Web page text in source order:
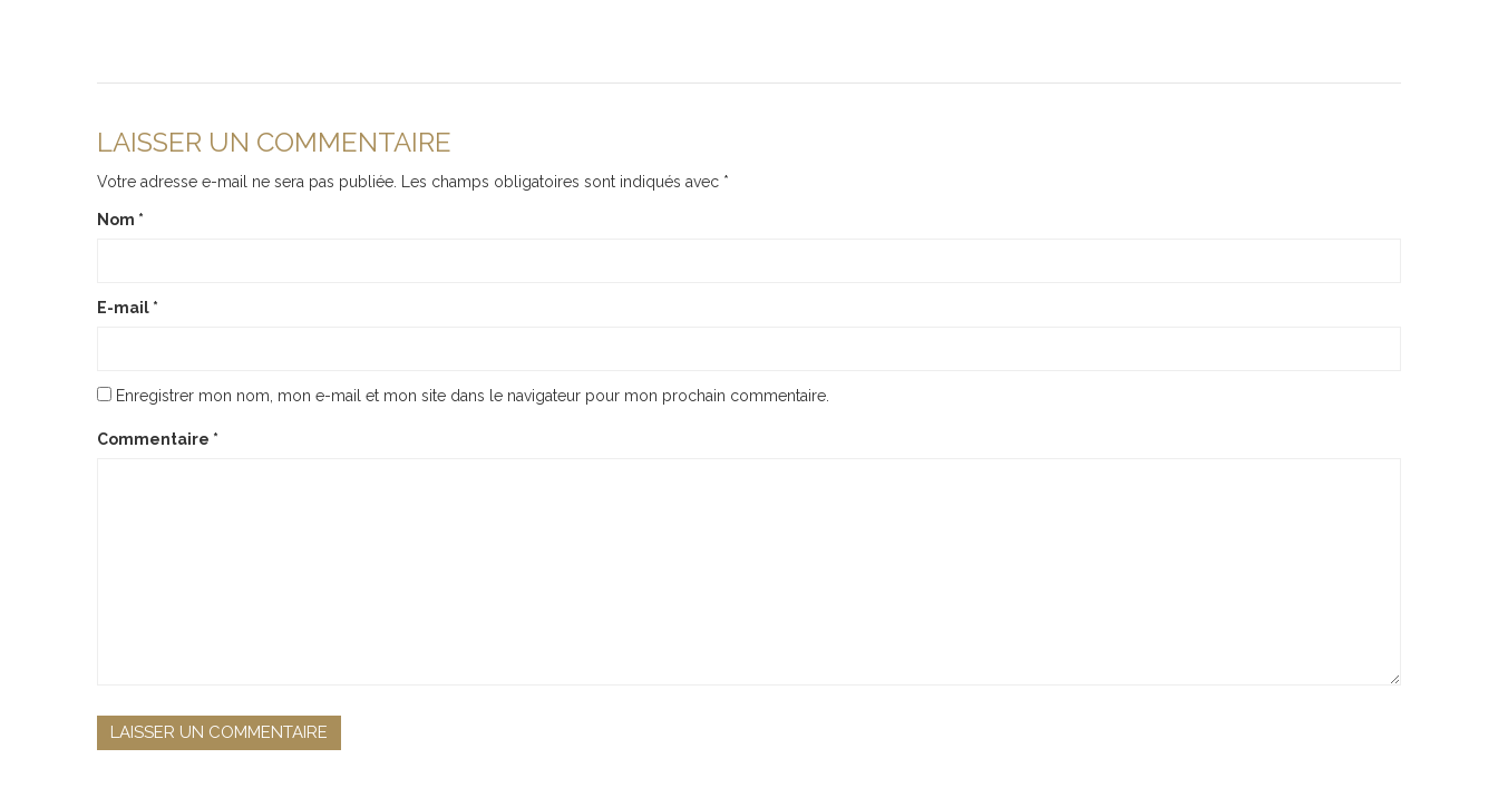
LAISSER UN COMMENTAIRE
Votre adresse e-mail ne sera pas publiée. Les champs obligatoires sont indiqués avec *
Nom *
E-mail *
Enregistrer mon nom, mon e-mail et mon site dans le navigateur pour mon prochain commentaire.
Commentaire *